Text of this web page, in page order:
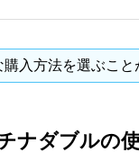
入方法を選ぶこ
ナダブルの